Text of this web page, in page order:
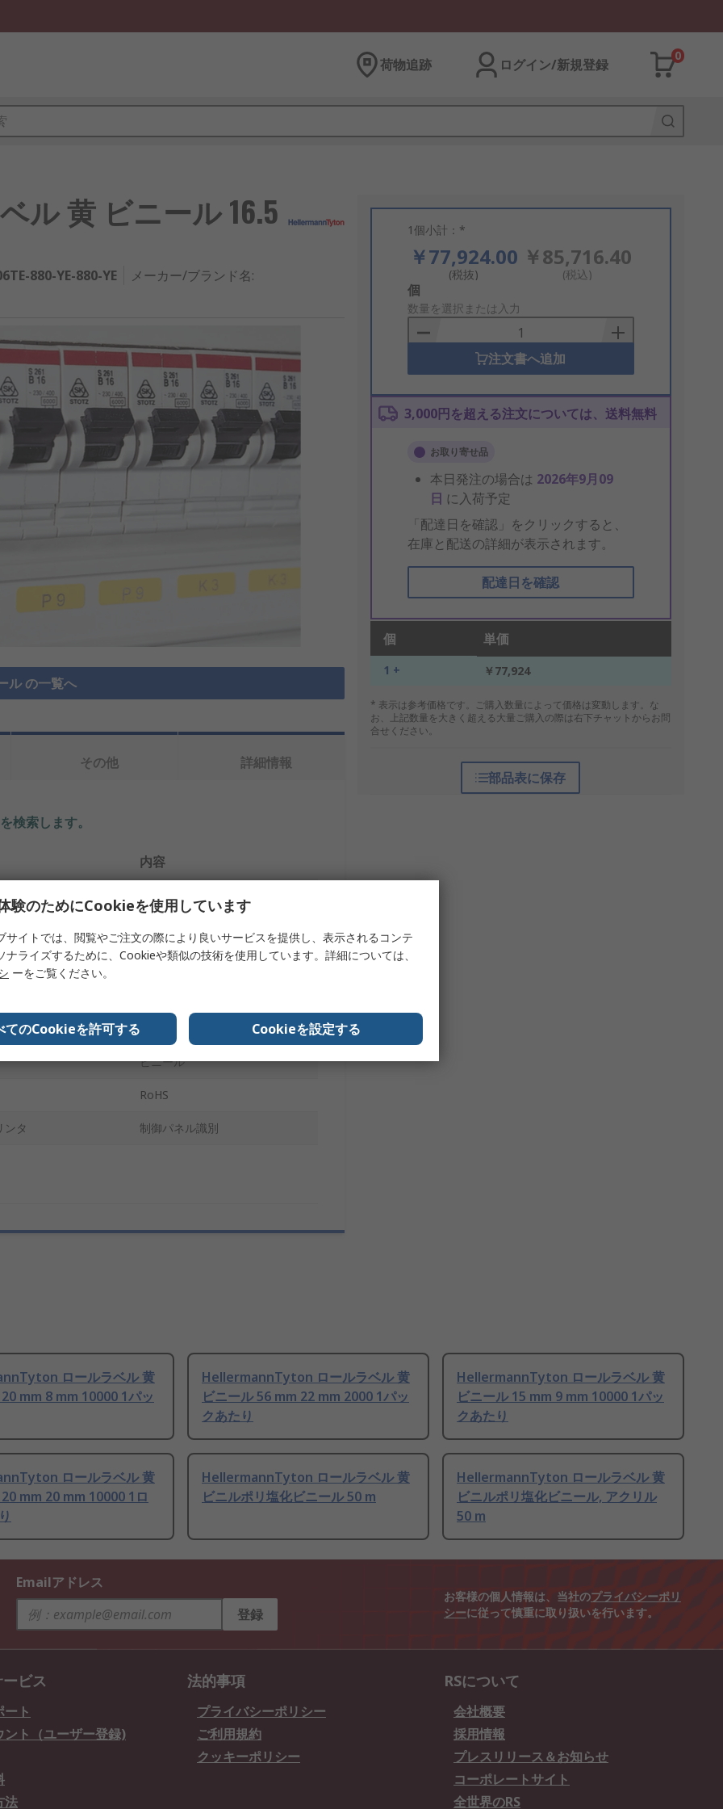
荷物追跡 ログイン/新規登録
0
ル 黄 ビニール 16.5
880-YE-880-YE メーカー/ブランド名:
ル の一覧へ
1個小計：*
￥77,924.00
(税抜)
￥85,716.40
(税込)
Add
to
Basket
個
数量を選択または入力
注文書へ追加
3,000円を超える注文については、送料無料
お取り寄せ品
本日発注の場合は 2026年9月09
日 に入荷予定
「配達日を確認」をクリックすると、
在庫と配送の詳細が表示されます。
配達日を確認
個 単価
1 + ￥77,924
* 表示は参考価格です。ご購入数量によって価格は変動します。な
お、上記数量を大きく超える大量ご購入の際は右下チャットからお問
合せください。
部品表に保存
その他 詳細情報
検索します。
内容
HellermannTyton
ロールラベル
16.5mm
ビニール
RoHS
ンタ 制御パネル識別
ロールラベル 黄
mm 8 mm 10000 1パッ
HellermannTyton ロールラベル 黄
ビニール 56 mm 22 mm 2000 1パッ
クあたり
HellermannTyton ロールラベル 黄
ビニール 15 mm 9 mm 10000 1パッ
クあたり
ロールラベル 黄
mm 20 mm 10000 1ロ
HellermannTyton ロールラベル 黄
ビニルポリ塩化ビニール 50 m
HellermannTyton ロールラベル 黄
ビニルポリ塩化ビニール, アクリル
50 m
Emailアドレス
登録
お客様の個人情報は、当社のプライバシーポリ
シーに従って慎重に取り扱いを行います。
ビス
ト
ント（ユーザー登録)
法
法的事項
プライバシーポリシー
ご利用規約
クッキーポリシー
RSについて
会社概要
採用情報
プレスリリース＆お知らせ
コーポレートサイト
全世界のRS
験のためにCookieを使用しています
サイトでは、閲覧やご注文の際により良いサービスを提供し、表示されるコンテ
ナライズするために、Cookieや類似の技術を使用しています。詳細については、
ーをご覧ください。
てのCookieを許可する Cookieを設定する